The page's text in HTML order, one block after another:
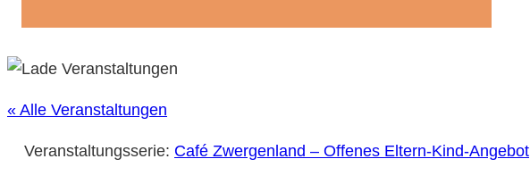
« Alle Veranstaltungen
Veranstaltungsserie: Café Zwergenland – Offenes Eltern-Kind-Angebot